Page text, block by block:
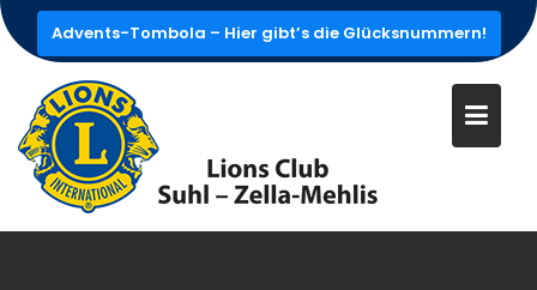
Skip
to
Advents-Tombola – Hier gibt’s die Glücksnummern!